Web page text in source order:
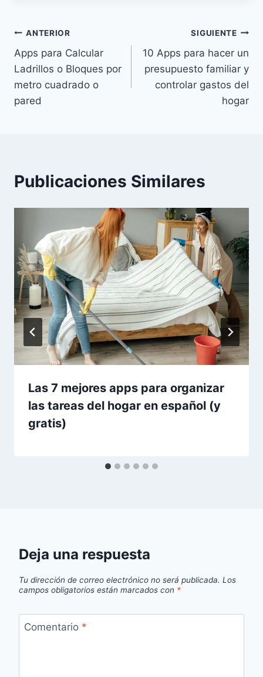
Navegación
de
entradas
ANTERIOR
Apps para Calcular
Ladrillos o Bloques por
metro cuadrado o
pared
SIGUIENTE
10 Apps para hacer un
presupuesto familiar y
controlar gastos del
hogar
Publicaciones Similares
Las 7 mejores apps para organizar
las tareas del hogar en español (y
gratis)
Deja una respuesta
Tu dirección de correo electrónico no será publicada. Los
campos obligatorios están marcados con *
Comentario *